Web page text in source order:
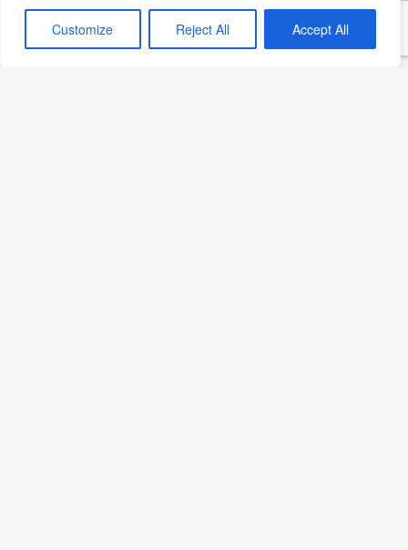
Customize Reject All Accept All
görünümüyle hem gözlere hem de damaklara hitap
eder. Şimdi, bu klasik Fransız tatlısını denemenin tam